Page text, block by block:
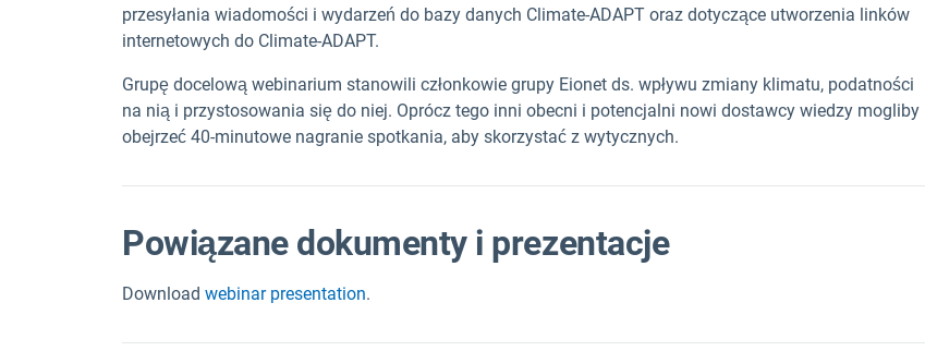
przesyłania wiadomości i wydarzeń do bazy danych Climate-ADAPT oraz dotyczące utworzenia linków
internetowych do Climate-ADAPT.
Grupę docelową webinarium stanowili członkowie grupy Eionet ds. wpływu zmiany klimatu, podatności
na nią i przystosowania się do niej. Oprócz tego inni obecni i potencjalni nowi dostawcy wiedzy mogliby
obejrzeć 40-minutowe nagranie spotkania, aby skorzystać z wytycznych.
Powiązane dokumenty i prezentacje
Download webinar presentation.